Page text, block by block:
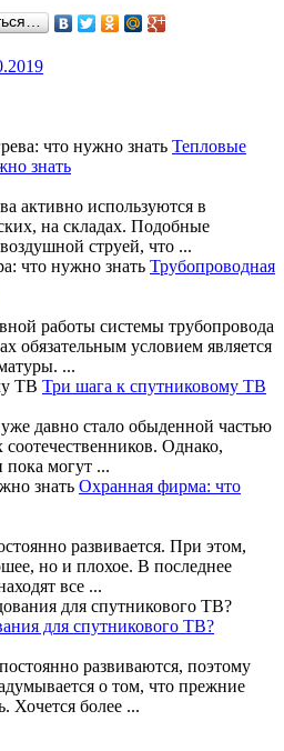
Тепловые
знать
активно используются в
на складах. Подобные
струей, что ...
Трубопроводная
работы системы трубопровода
обязательным условием является
...
Три шага к спутниковому ТВ
давно стало обыденной частью
Однако,
пока могут ...
Охранная фирма: что
развивается. При этом,
но и плохое. В последнее
все ...
для спутникового ТВ?
развиваются, поэтому
о том, что прежние
Хочется более ...